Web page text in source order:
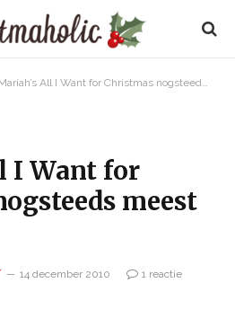
All I Want for Christmas nogsteeds meest gedraaid
I Want for
meest
14 december 2010
1 reactie